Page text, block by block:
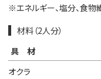
※エネルギー、塩分、食物
材料（2人分）
具材
オクラ